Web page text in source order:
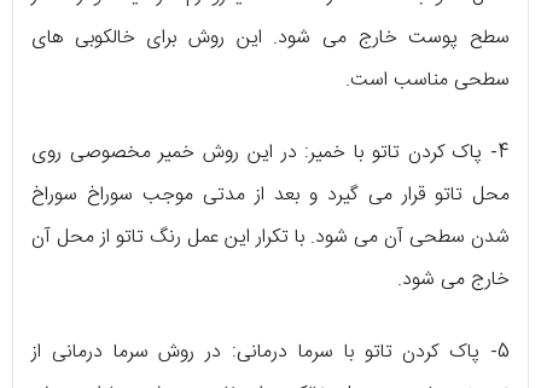
سطح پوست خارج می شود. این روش برای خالکوبی های
سطحی مناسب است.
4- پاک کردن تاتو با خمیر: در این روش خمیر مخصوصی روی
محل تاتو قرار می گیرد و بعد از مدتی موجب سوراخ سوراخ
شدن سطحی آن می شود. با تکرار این عمل رنگ تاتو از محل آن
خارج می شود.
5- پاک کردن تاتو با سرما درمانی: در روش سرما درمانی از